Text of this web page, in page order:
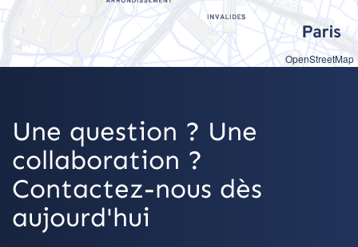
OpenStreetMap
Une question ? Une
collaboration ?
Contactez-nous dès
aujourd'hui